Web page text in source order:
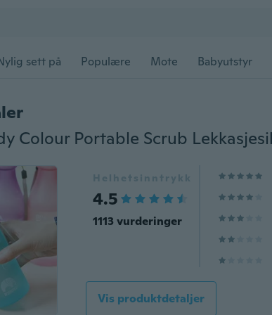
sett på Populære Mote Babyutstyr
Helhetsinntrykk
4.5
1113 vurderinger
Vis produktdetaljer